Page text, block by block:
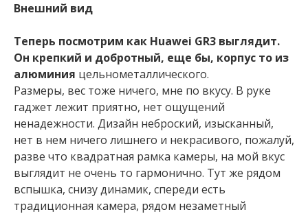
Внешний вид
Теперь посмотрим как Huawei GR3 выглядит.
Он крепкий и добротный, еще бы, корпус то из
алюминия цельнометаллического.
Размеры, вес тоже ничего, мне по вкусу. В руке
гаджет лежит приятно, нет ощущений
ненадежности. Дизайн неброский, изысканный,
нет в нем ничего лишнего и некрасивого, пожалуй,
разве что квадратная рамка камеры, на мой вкус
выглядит не очень то гармонично. Тут же рядом
вспышка, снизу динамик, спереди есть
традиционная камера, рядом незаметный